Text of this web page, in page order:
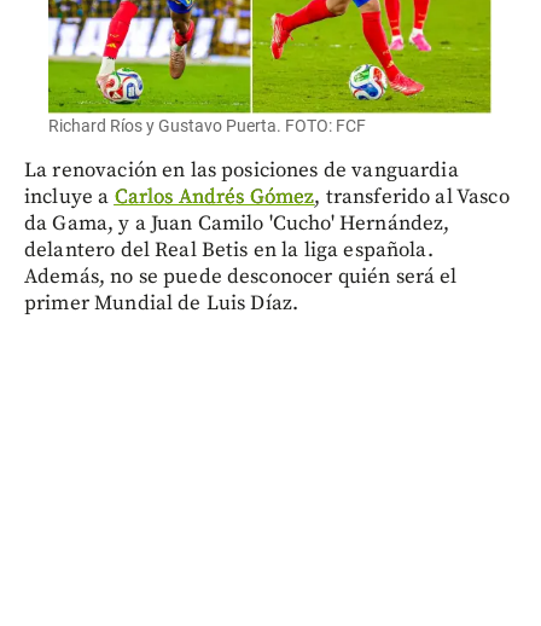
Richard Ríos y Gustavo Puerta. FOTO: FCF
La renovación en las posiciones de vanguardia
incluye a Carlos Andrés Gómez, transferido al Vasco
da Gama, y a Juan Camilo 'Cucho' Hernández,
delantero del Real Betis en la liga española.
Además, no se puede desconocer quién será el
primer Mundial de Luis Díaz.